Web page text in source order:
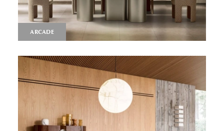
ARCADE